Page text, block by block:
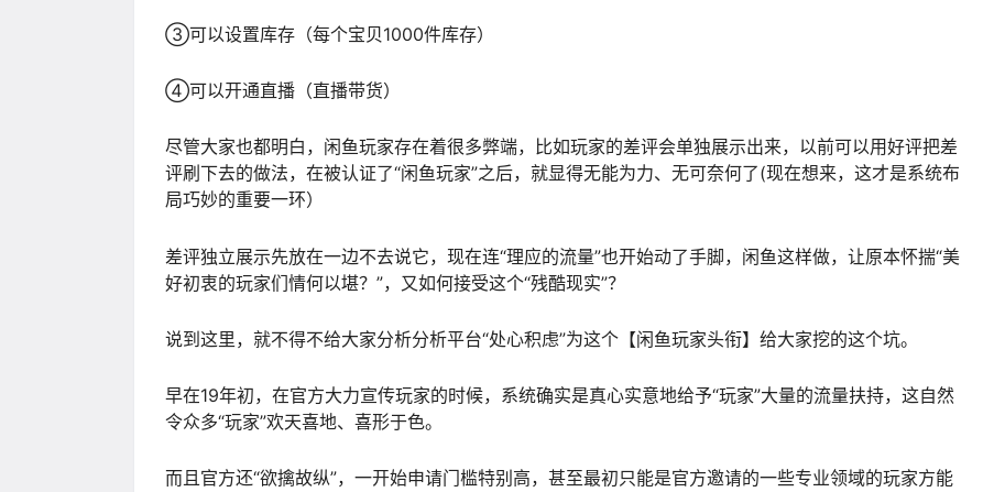
③可以设置库存（每个宝贝1000件库存）
④可以开通直播（直播带货）
尽管大家也都明白，闲鱼玩家存在着很多弊端，比如玩家的差评会单独展示出来，以前可以用好评把差
评刷下去的做法，在被认证了“闲鱼玩家”之后，就显得无能为力、无可奈何了(现在想来，这才是系统布
局巧妙的重要一环）
差评独立展示先放在一边不去说它，现在连“理应的流量”也开始动了手脚，闲鱼这样做，让原本怀揣“美
好初衷的玩家们情何以堪？”，又如何接受这个“残酷现实”？
说到这里，就不得不给大家分析分析平台“处心积虑”为这个【闲鱼玩家头衔】给大家挖的这个坑。
早在19年初，在官方大力宣传玩家的时候，系统确实是真心实意地给予“玩家”大量的流量扶持，这自然
令众多“玩家”欢天喜地、喜形于色。
而且官方还“欲擒故纵”，一开始申请门槛特别高，甚至最初只能是官方邀请的一些专业领域的玩家方能